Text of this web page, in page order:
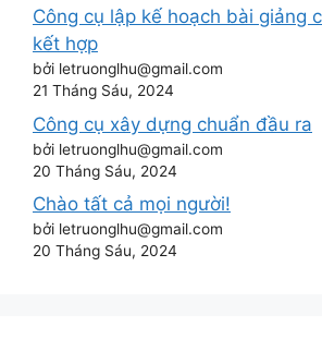
Công cụ lập kế hoạch bài giảng
kết hợp
bởi letruonglhu@gmail.com
21 Tháng Sáu, 2024
Công cụ xây dựng chuẩn đầu ra
bởi letruonglhu@gmail.com
20 Tháng Sáu, 2024
Chào tất cả mọi người!
bởi letruonglhu@gmail.com
20 Tháng Sáu, 2024